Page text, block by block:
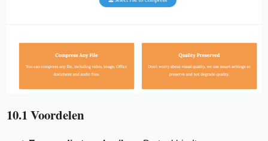
10.1 Voordelen